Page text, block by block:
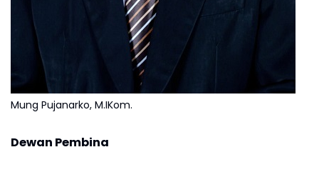
Mung Pujanarko, M.IKom.
Dewan Pembina